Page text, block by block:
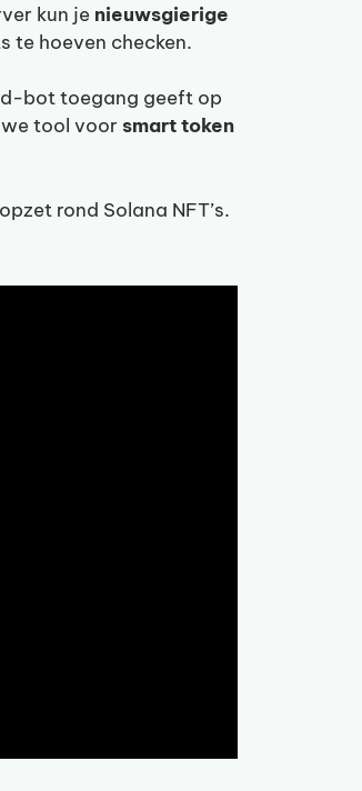
kun je nieuwsgierige
te hoeven checken.
bot toegang geeft op
tool voor smart token
opzet rond Solana NFT’s.